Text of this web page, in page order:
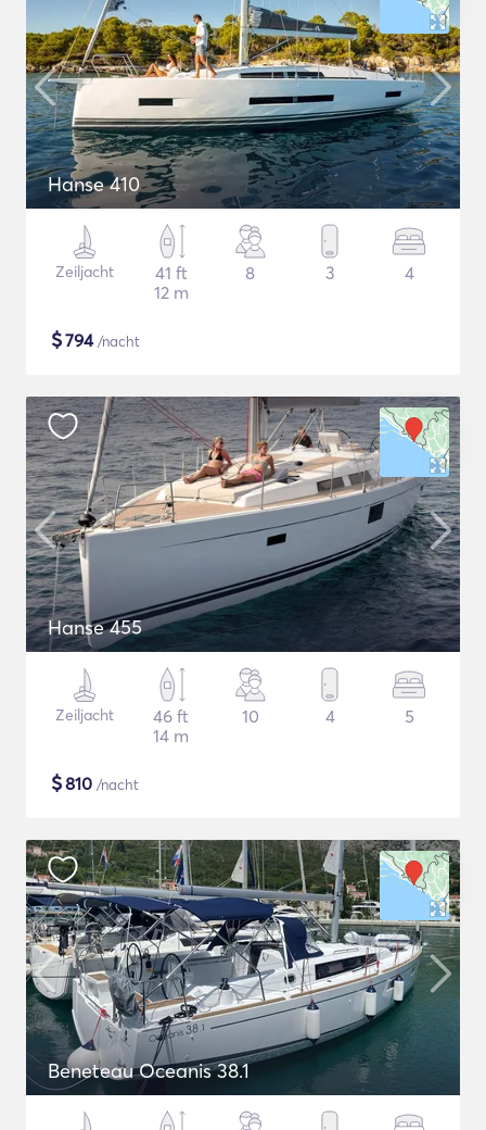
Hanse 410
Zeiljacht
41 ft
12 m
8 3 4
$794/nacht
Hanse 455
Zeiljacht
46 ft
14 m
10 4 5
$810 /nacht
Beneteau Oceanis 38.1